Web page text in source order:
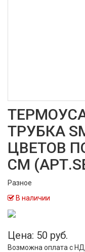
ТРУБКА
ЦВЕТОВ
СМ
Разное
В наличии
Цена: 50 руб.
Возможна оплата с